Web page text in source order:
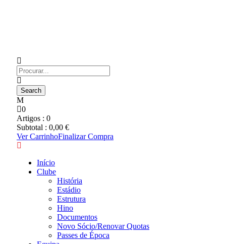
0
Artigos : 0
Subtotal : 0,00 €
Ver CarrinhoFinalizar Compra
Início
Clube
História
Estádio
Estrutura
Hino
Documentos
Novo Sócio/Renovar Quotas
Passes de Época